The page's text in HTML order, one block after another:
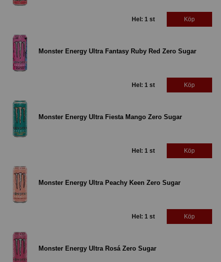
Hel: 1 st Köp
Monster Energy Ultra Fantasy Ruby Red Zero Sugar
Hel: 1 st Köp
Monster Energy Ultra Fiesta Mango Zero Sugar
Hel: 1 st Köp
Monster Energy Ultra Peachy Keen Zero Sugar
Hel: 1 st Köp
Monster Energy Ultra Rosá Zero Sugar